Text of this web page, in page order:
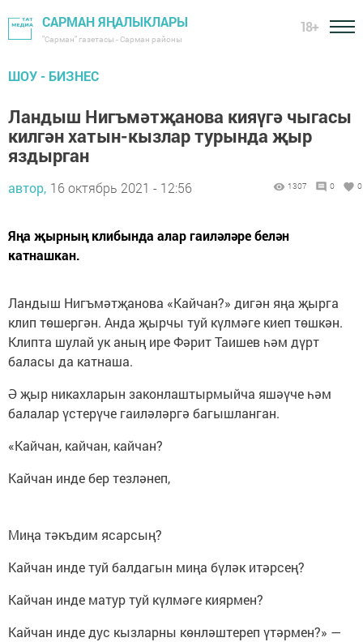
САРМАН ЯҢАЛЫКЛАРЫ
"Сарман" газетасы - Сарман районы
18+
ШОУ - БИЗНЕС
Ландыш Нигъмәтҗанова кияүгә чыгасы
килгән хатын-кызлар турында җыр
яздырган
автор, 16 октябрь 2021 - 12:56 1307 0 0
Яңа җырның клибында алар гаиләләре белән
катнашкан.
Ландыш Нигъмәтҗанова «Кайчан?» дигән яңа җырга
клип төшергән. Анда җырчы туй күлмәге киеп төшкән.
Клипта шулай ук аның ире Фәрит Таишев һәм дүрт
баласы да катнаша.
Ә җыр никахларын законлаштырмыйча яшәүче һәм
балалар үстерүче гаиләләргә багышланган.
«Кайчан, кайчан, кайчан?
Кайчан инде бер тезләнеп,
Миңа тәкъдим ясарсың?
Кайчан инде туй балдагын миңа бүләк итәрсең?
Кайчан инде матур туй күлмәге киярмен?
Кайчан инде дус кызларны көнләштереп үтәрмен?» —